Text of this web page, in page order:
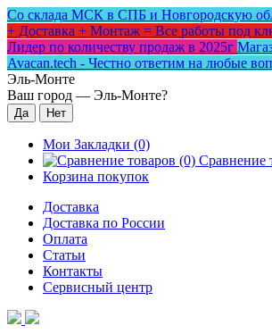
Со склада МСК в СПБ и Новгородскую
+ Доставка + Монтаж = Все работы под
Лидер по количеству продаж в 2025г
Avacan.tech - Честно ответим на любые
Эль-Монте
Ваш город — Эль-Монте?
Мои Закладки (0)
Сравнение
Корзина покупок
Доставка
Доставка по России
Оплата
Статьи
Контакты
Сервисный центр